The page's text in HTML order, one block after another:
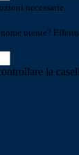
necessarie.
utente?
la